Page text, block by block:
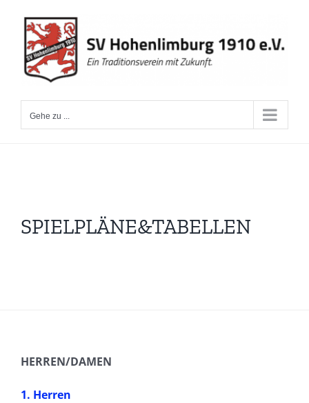
Inhalt
springen
Gehe zu ...
SPIELPLÄNE&TABELLEN
HERREN/DAMEN
1. Herren